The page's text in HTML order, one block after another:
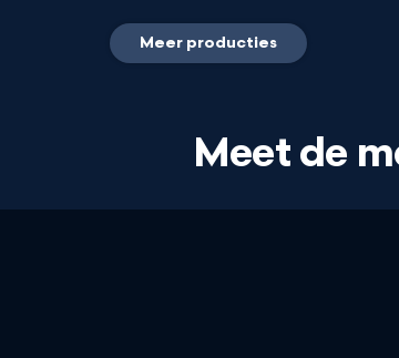
Meer producties
Meet de